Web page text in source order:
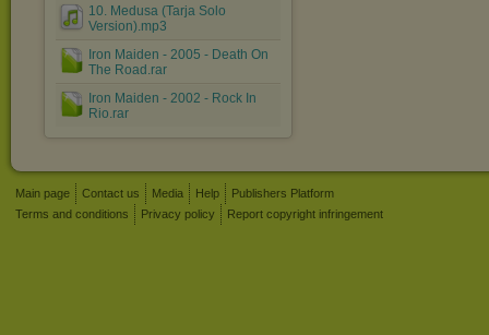
10. Medusa (Tarja Solo
Version).mp3
Iron Maiden - 2005 - Death On
The Road.rar
Iron Maiden - 2002 - Rock In
Rio.rar
Main page Contact us Media Help
Publishers Platform
Terms and conditions
Privacy policy Report copyright infringement